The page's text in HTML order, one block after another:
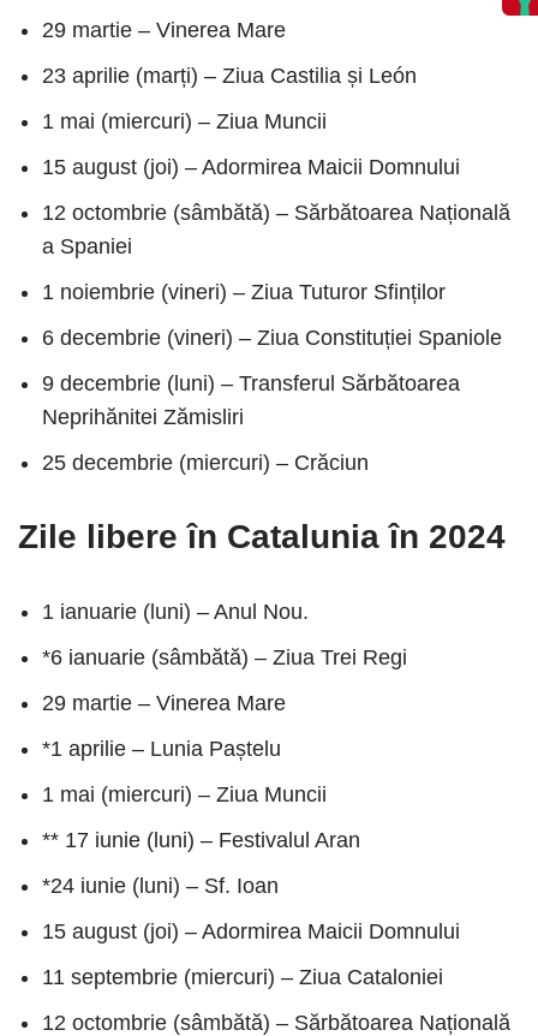
29 martie – Vinerea Mare
23 aprilie (marți) – Ziua Castilia și León
1 mai (miercuri) – Ziua Muncii
15 august (joi) – Adormirea Maicii Domnului
12 octombrie (sâmbătă) – Sărbătoarea Națională
a Spaniei
1 noiembrie (vineri) – Ziua Tuturor Sfinților
6 decembrie (vineri) – Ziua Constituției Spaniole
9 decembrie (luni) – Transferul Sărbătoarea
Neprihănitei Zămisliri
25 decembrie (miercuri) – Crăciun
Zile libere în Catalunia în 2024
1 ianuarie (luni) – Anul Nou.
*6 ianuarie (sâmbătă) – Ziua Trei Regi
29 martie – Vinerea Mare
*1 aprilie – Lunia Paștelu
1 mai (miercuri) – Ziua Muncii
** 17 iunie (luni) – Festivalul Aran
*24 iunie (luni) – Sf. Ioan
15 august (joi) – Adormirea Maicii Domnului
11 septembrie (miercuri) – Ziua Cataloniei
12 octombrie (sâmbătă) – Sărbătoarea Națională